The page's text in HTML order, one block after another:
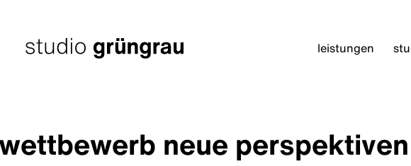
springenStartseite leistungen
neue